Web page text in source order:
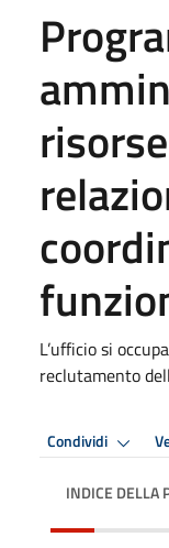
L’ufficio si
reclutamento
Condividi
INDICE DELLA